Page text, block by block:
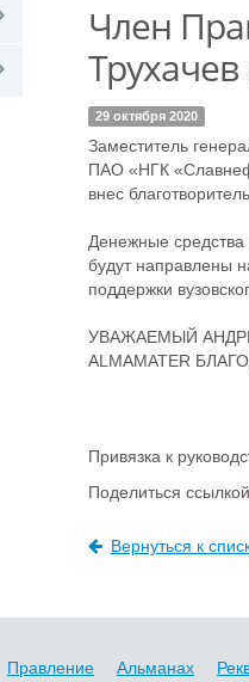
Член
29 октября 2020
Заместитель
ПАО «НГК
внес
Денежные средства
будут направлены
поддержки
УВАЖАЕМЫЙ
ALMAMATER
Привязка к
Поделиться
Вернуться к
Правление Альманах